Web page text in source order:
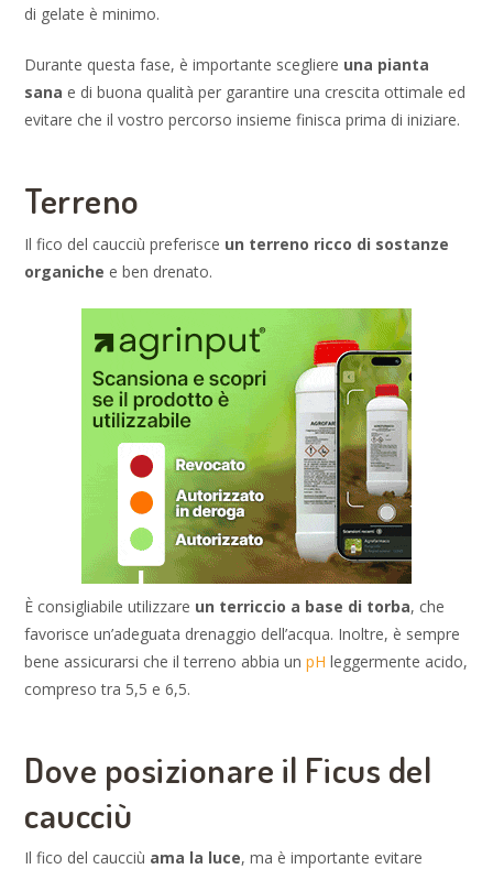
di gelate è minimo.
Durante questa fase, è importante scegliere una pianta
sana e di buona qualità per garantire una crescita ottimale ed
evitare che il vostro percorso insieme finisca prima di iniziare.
Terreno
Il fico del caucciù preferisce un terreno ricco di sostanze
organiche e ben drenato.
È consigliabile utilizzare un terriccio a base di torba, che
favorisce un’adeguata drenaggio dell’acqua. Inoltre, è sempre
bene assicurarsi che il terreno abbia unpH leggermente acido,
compreso tra 5,5 e 6,5.
Dove posizionare il Ficus del
caucciù
Il fico del caucciù ama la luce, ma è importante evitare